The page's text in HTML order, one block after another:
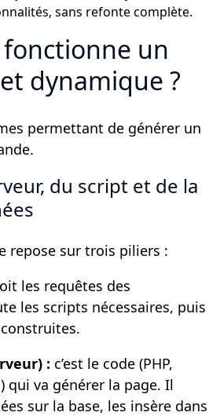
sans refonte complète.
un
dynamique ?
permettant de générer un
du script et de la
repose sur trois piliers :
les requêtes des
les scripts nécessaires, puis
: c’est le code (PHP,
qui va générer la page. Il
sur la base, les insère dans